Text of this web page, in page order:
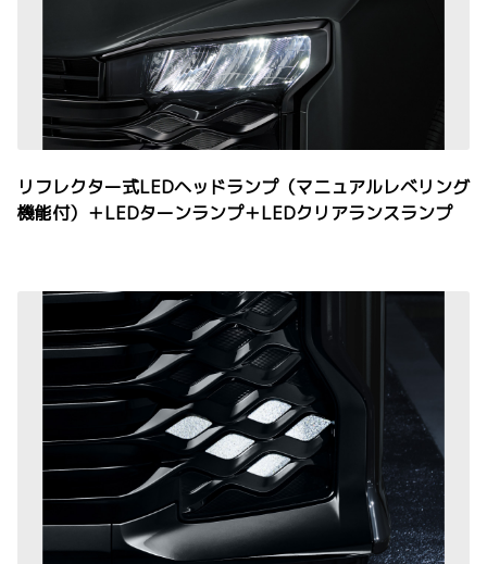
リフレクター式LEDヘッドランプ（マニュアルレベリング
機能付）＋LEDターンランプ＋LEDクリアランスランプ